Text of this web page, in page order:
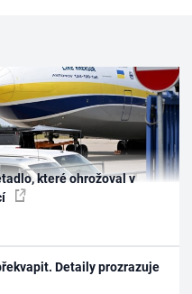
které ohrožoval v
Detaily prozrazuje